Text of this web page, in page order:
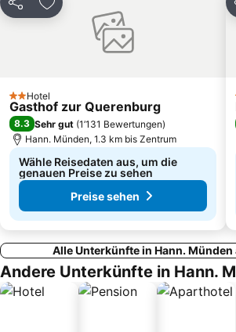
Teilen Zu Favoriten hinzufügen
2 Sterne
Hotel
Gasthof zur Querenburg
8.3 Sehr gut (1’131 Bewertungen)
Hann. Münden, 1.3 km bis Zentrum
Wähle Reisedaten aus, um die
genauen Preise zu sehen
Preise sehen
Alle Unterkünfte in Hann. Münden
Andere Unterkünfte in Hann.